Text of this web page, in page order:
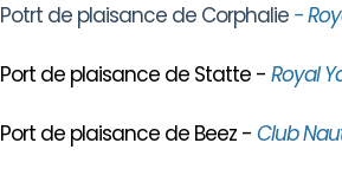
Potrt de plaisance de Corphalie -
Port de plaisance de Statte - Royal
Port de plaisance de Beez - Club